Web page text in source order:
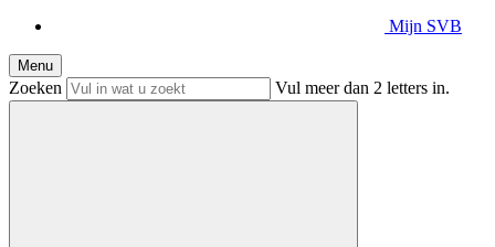
Mijn SVB
Menu
Zoeken Vul meer dan 2 letters in.